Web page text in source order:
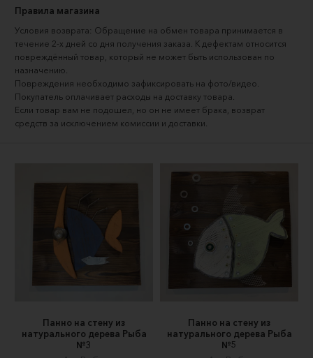
Правила магазина
Условия возврата: Обращение на обмен товара принимается в
течение 2-х дней со дня получения заказа. К дефектам относится
повреждённый товар, который не может быть использован по
назначению.
Повреждения необходимо зафиксировать на фото/видео.
Покупатель оплачивает расходы на доставку товара.
Если товар вам не подошел, но он не имеет брака, возврат
средств за исключением комиссии и доставки.
Панно на стену из
натурального дерева Рыба
№3
Панно на стену из
натурального дерева Рыба
№5